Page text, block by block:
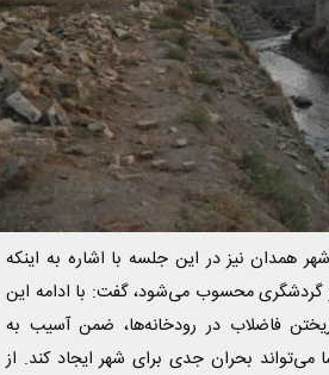
نیز در این جلسه با اشاره به اینکه
گردشگری محسوب می‌شود، گفت: با ادامه این
فاضلاب در رودخانه‌ها، ضمن آسیب به
بحران جدی برای شهر ایجاد کند. از